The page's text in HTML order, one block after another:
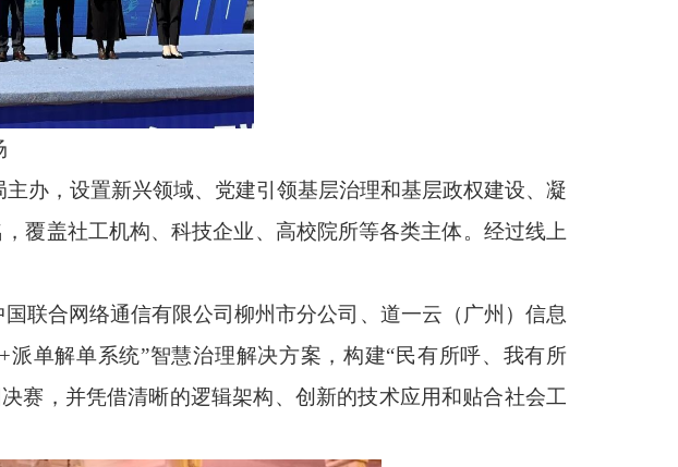
办，设置新兴领域、党建引领基层治理和基层政权建设、凝
覆盖社工机构、科技企业、高校院所等各类主体。经过线上
联合网络通信有限公司柳州市分公司、道一云（广州）信息
单解单系统”智慧治理解决方案，构建“民有所呼、我有所
赛，并凭借清晰的逻辑架构、创新的技术应用和贴合社会工